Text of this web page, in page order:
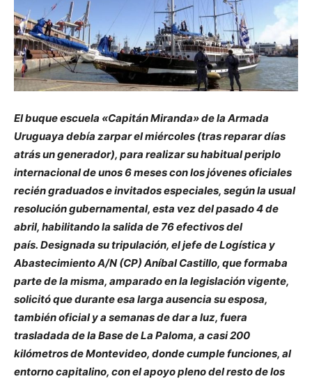
El buque escuela «Capitán Miranda» de la Armada
Uruguaya debía zarpar el miércoles (tras reparar días
atrás un generador), para realizar su habitual periplo
internacional de unos 6 meses con los jóvenes oficiales
recién graduados e invitados especiales, según la usual
resolución gubernamental, esta vez del pasado 4 de
abril, habilitando la salida de 76 efectivos del
país. Designada su tripulación, el jefe de Logística y
Abastecimiento A/N (CP) Aníbal Castillo, que formaba
parte de la misma, amparado en la legislación vigente,
solicitó que durante esa larga ausencia su esposa,
también oficial y a semanas de dar a luz, fuera
trasladada de la Base de La Paloma, a casi 200
kilómetros de Montevideo, donde cumple funciones, al
entorno capitalino, con el apoyo pleno del resto de los